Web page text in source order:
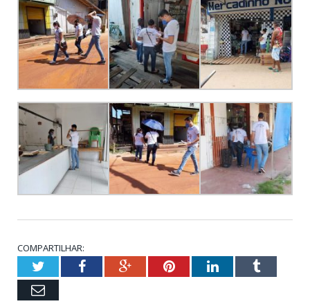
COMPARTILHAR:
TwitterFacebookGoogle+PinterestLinkedInTumblr
Email